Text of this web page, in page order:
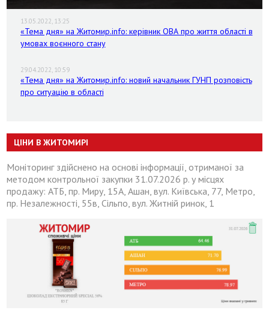
13.05.2022, 13:25
«Тема дня» на Житомир.info: керівник ОВА про життя області в
умовах воєнного стану
29.04.2022, 10:59
«Тема дня» на Житомир.info: новий начальник ГУНП розповість
про ситуацію в області
ЦІНИ В ЖИТОМИРІ
Моніторинг здійснено на основі інформації, отриманої за
методом контрольної закупки 31.07.2026 р. у місцях
продажу: АТБ, пр. Миру, 15А, Ашан, вул. Київська, 77, Метро,
пр. Незалежності, 55в, Сільпо, вул. Житній ринок, 1